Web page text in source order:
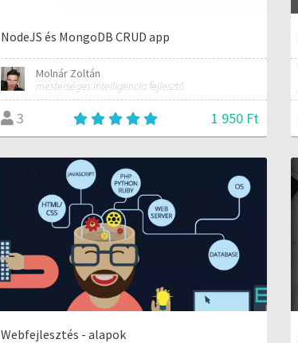
NodeJS és MongoDB CRUD app
Molnár Zoltán
mesterséges intelligencia fejlesztő
3 1 950 Ft
Webfejlesztés - alapok